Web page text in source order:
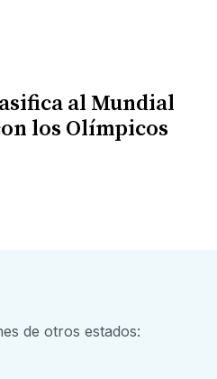
al Mundial
los Olímpicos
de otros estados: